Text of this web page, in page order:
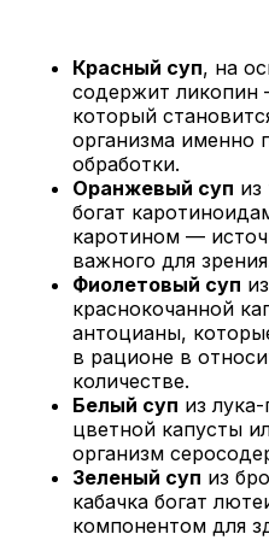
Красный суп, на
содержит ликопин
который
организма именно
обработки.
Оранжевый суп
богат
каротином —
важного для
Фиолетовый суп
краснокочанной
антоцианы,
в рационе в
количестве.
Белый суп из
цветной капусты
организм
Зеленый суп из
кабачка богат
компонентом для